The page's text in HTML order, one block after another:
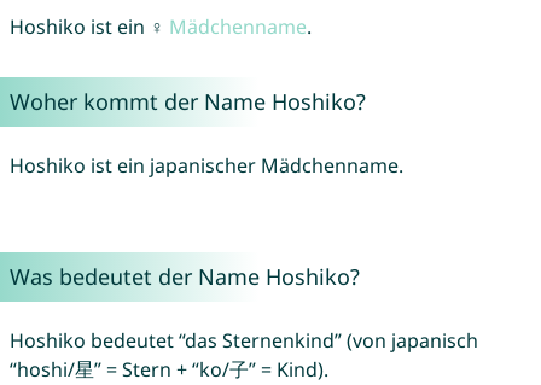
Hoshiko ist ein ♀ Mädchenname.
Woher kommt der Name Hoshiko?
Hoshiko ist ein japanischer Mädchenname.
Was bedeutet der Name Hoshiko?
Hoshiko bedeutet “das Sternenkind” (von japanisch
“hoshi/星” = Stern + “ko/子” = Kind).